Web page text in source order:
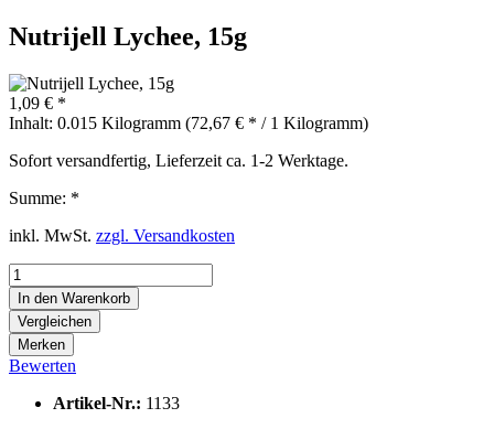
Nutrijell Lychee, 15g
1,09 € *
Inhalt: 0.015 Kilogramm (72,67 € * / 1 Kilogramm)
Sofort versandfertig, Lieferzeit ca. 1-2 Werktage.
Summe: *
inkl. MwSt. zzgl. Versandkosten
In den Warenkorb
Vergleichen
Merken
Bewerten
Artikel-Nr.: 1133